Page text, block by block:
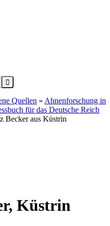
Quellen » Ahnenforschung in
für das Deutsche Reich
Becker aus Küstrin
, Küstrin